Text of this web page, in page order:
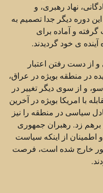
نهاد رهبری، و
دوره دیگر جدا تصمیم به
و آماده برای
ی خود گردیدند.
دست رفتن اعتبار
در منطقه بویژه در عراق،
و از سوی دیگر تغییر در
با امریکا بویژه در آخرین
سیاسی در منطقه را نیز
زد. رهبران جمهوری
اطمینان از اینکه سیاست
خارج شده است، فرصت